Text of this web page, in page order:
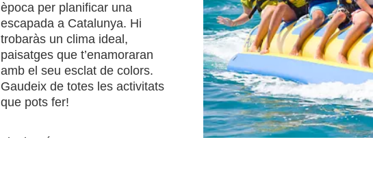
època per planificar una
escapada a Catalunya. Hi
trobaràs un clima ideal,
paisatges que t’enamoraran
amb el seu esclat de colors.
Gaudeix de totes les activitats
que pots fer!
Llegir més